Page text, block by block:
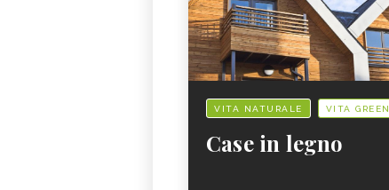
VITA NATURALE VITA GREEN
Case in legno